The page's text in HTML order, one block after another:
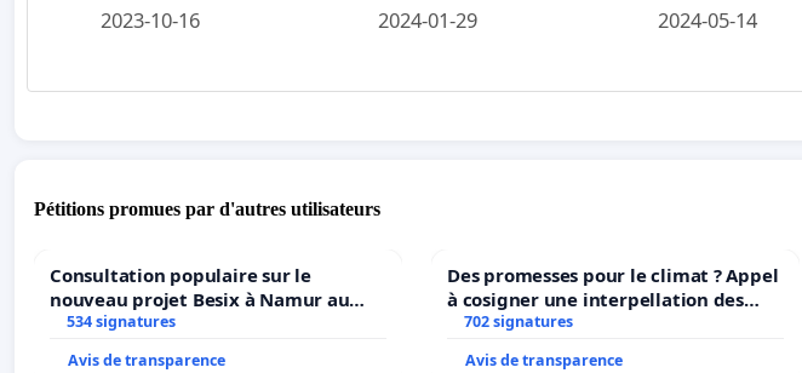
2023-10-16 2024-01-29 2024-05-14
Pétitions promues par d'autres utilisateurs
Consultation populaire sur le
nouveau projet Besix à Namur au
Parc Léopold ?
534 signatures
Avis de transparence
Des promesses pour le climat ? Appel
à cosigner une interpellation des
ministres wallons du climat et de
l’environnement.
702 signatures
Avis de transparence